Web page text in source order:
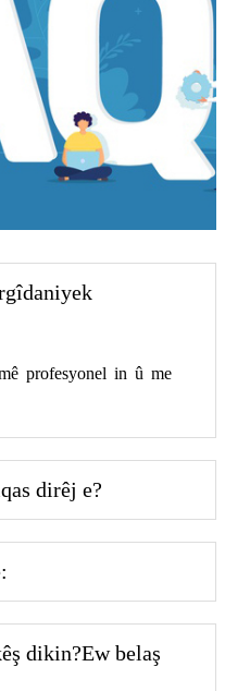
profesyonel in û me
dirêj e?
dikin?Ew belaş